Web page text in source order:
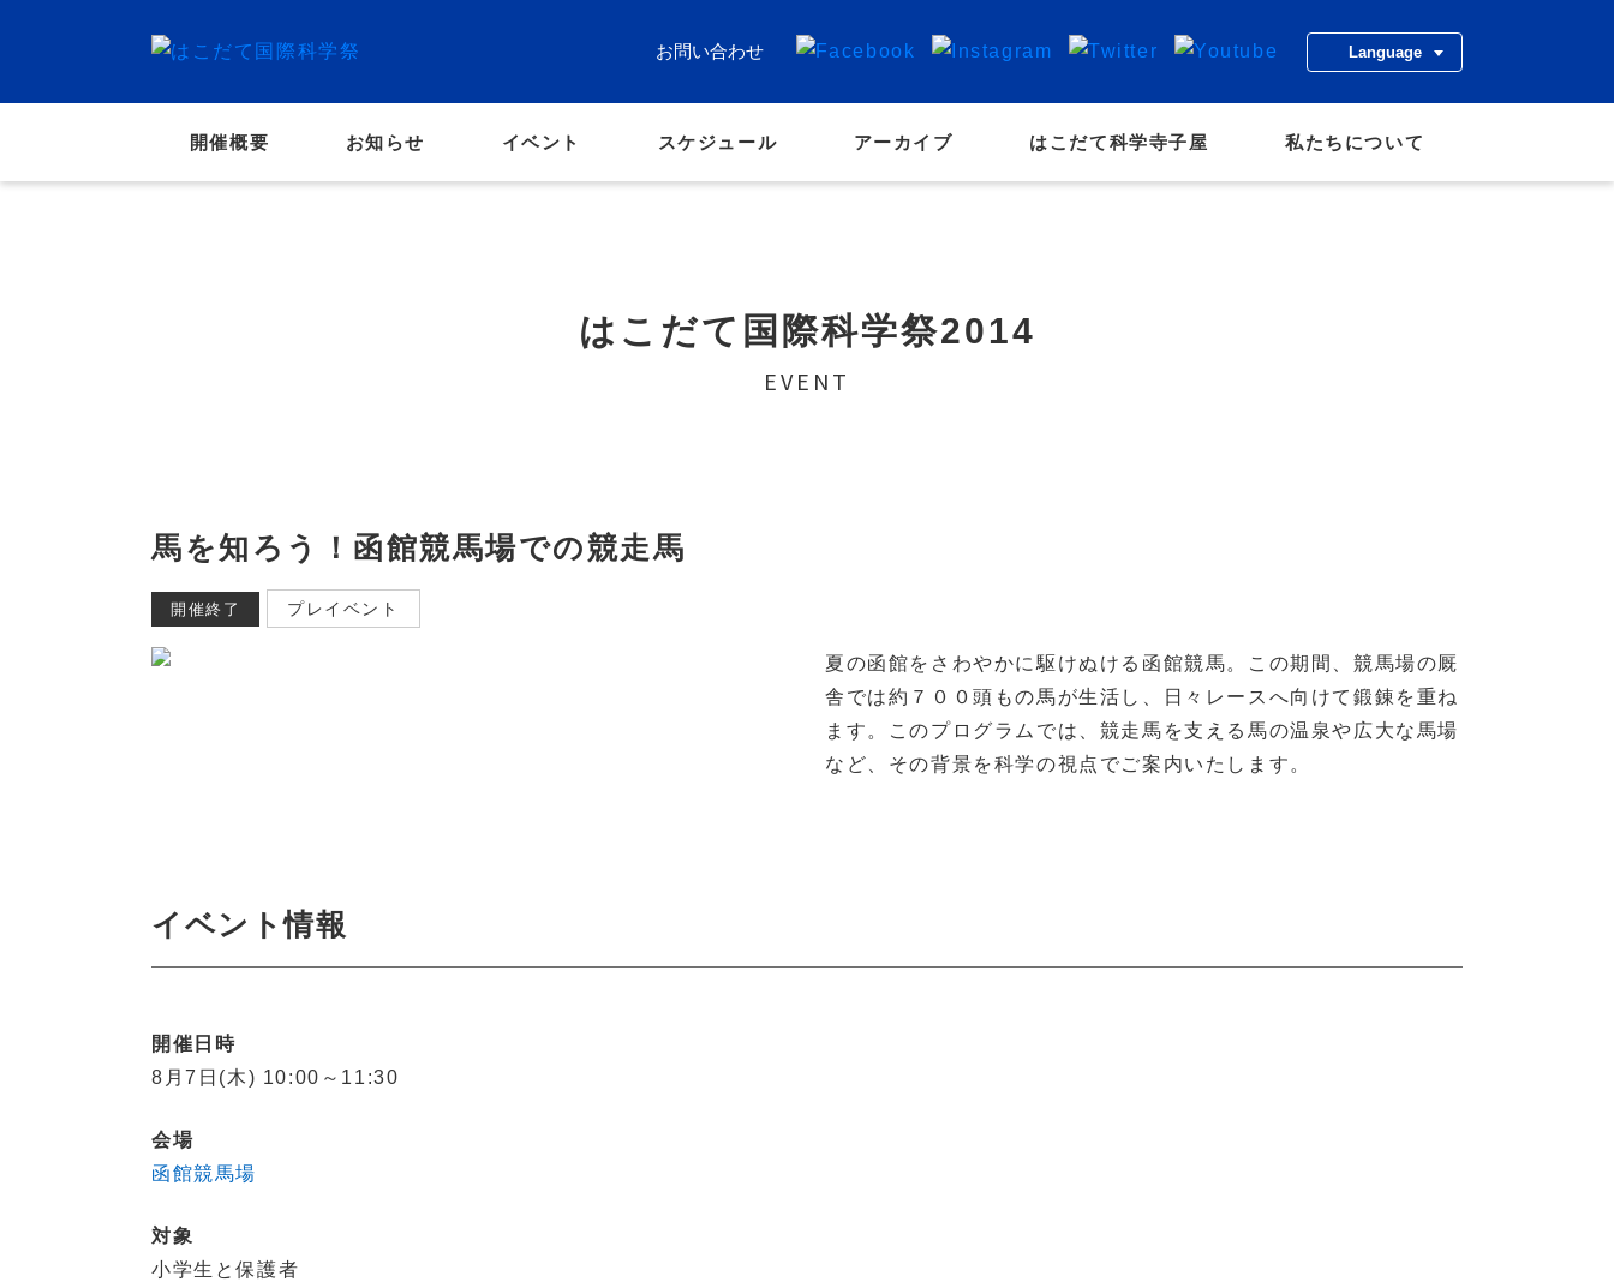
お問い合わせ Language
開催概要 お知らせ イベント スケジュール アーカイブ はこだて科学寺子屋 私たちについて
はこだて国際科学祭2014
EVENT
馬を知ろう！函館競馬場での競走馬
開催終了 プレイベント
夏の函館をさわやかに駆けぬける函館競馬。この期間、競馬場の厩
舎では約７００頭もの馬が生活し、日々レースへ向けて鍛錬を重ね
ます。このプログラムでは、競走馬を支える馬の温泉や広大な馬場
など、その背景を科学の視点でご案内いたします。
イベント情報
開催日時
8月7日(木) 10:00～11:30
会場
函館競馬場
対象
小学生と保護者